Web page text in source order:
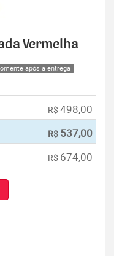
Vermelha
após a entrega
R$ 498,00
R$ 537,00
R$ 674,00